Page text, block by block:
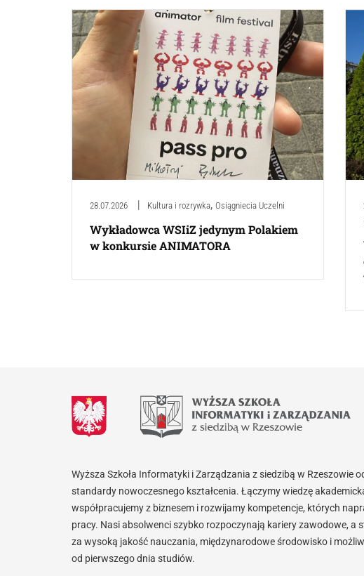
28.07.2026 Kultura i rozrywka, Osiągniecia Uczelni
Wykładowca WSIiZ jedynym Polakiem
w konkursie ANIMATORA
Wyższa Szkoła Informatyki i Zarządzania z siedzibą w Rzeszowie
standardy nowoczesnego kształcenia. Łączymy wiedzę
współpracujemy z biznesem i rozwijamy kompetencje, których
pracy. Nasi absolwenci szybko rozpoczynają kariery zawodowe, a
za wysoką jakość nauczania, międzynarodowe środowisko i
od pierwszego dnia studiów.